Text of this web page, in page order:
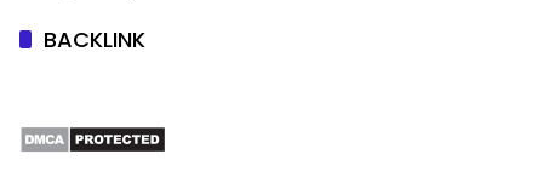
BACKLINK